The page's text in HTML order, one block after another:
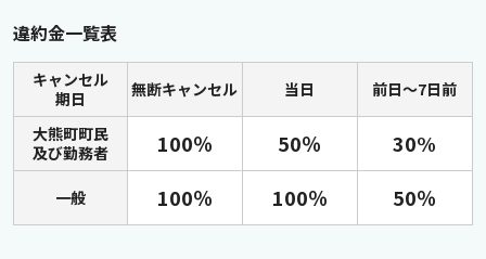
違約金一覧表
キャンセル
期日
無断キャンセル 当日 前日〜7日前
大熊町町民
及び勤務者
100％ 50％ 30%
一般 100％ 100％ 50％